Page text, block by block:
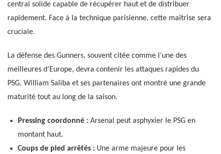
central solide capable de récupérer haut et de distribuer
rapidement. Face à la technique parisienne, cette maîtrise sera
cruciale.
La défense des Gunners, souvent citée comme l’une des
meilleures d’Europe, devra contenir les attaques rapides du
PSG. William Saliba et ses partenaires ont montré une grande
maturité tout au long de la saison.
Pressing coordonné :Arsenal peut asphyxier le PSG en
montant haut.
Coups de pied arrêtés :Une arme majeure pour les